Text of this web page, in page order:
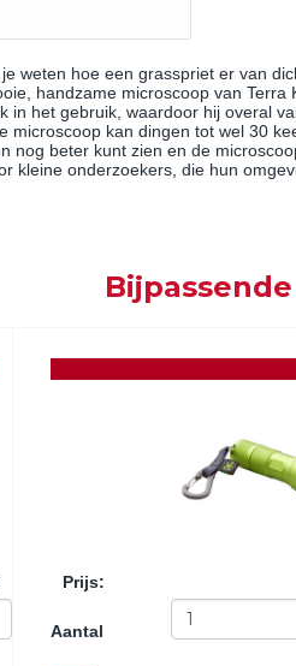
weten hoe een grasspriet er van
handzame microscoop van Terra
in het gebruik, waardoor hij overal
microscoop kan dingen tot wel 30
nog beter kunt zien en de
kleine onderzoekers, die hun
Prijs:
Aantal